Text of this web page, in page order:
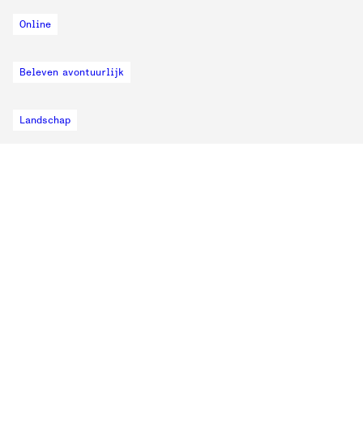
Online
Beleven avontuurlijk
Landschap